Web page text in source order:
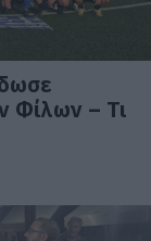
Φίλων – Τι